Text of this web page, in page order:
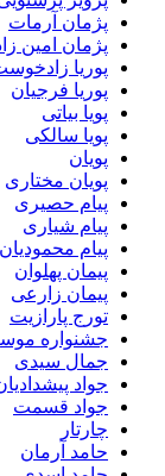
پژمان آرمات
پژمان امین
پوریا
پوریا فرجیان
پویا بیاتی
پویا سالکی
پویان
پویان مختاری
پیام حصیری
پیام شیاری
پیام محمودیان
پیمان پهلوان
پیمان زارعی
تورج پارازیت
جشنواره
جمال سیدی
جواد
جواد قسمت
چارتار
حامد آرمان